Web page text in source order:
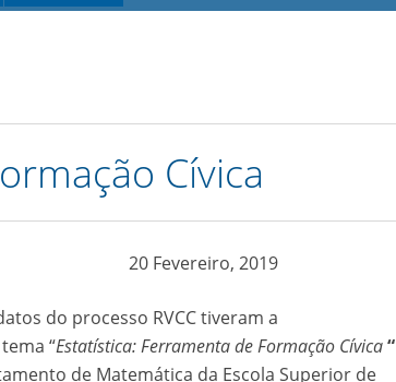
Cívica
20 Fevereiro, 2019
do processo RVCC tiveram a
“Estatística: Ferramenta de Formação Cívica“
de Matemática da Escola Superior de